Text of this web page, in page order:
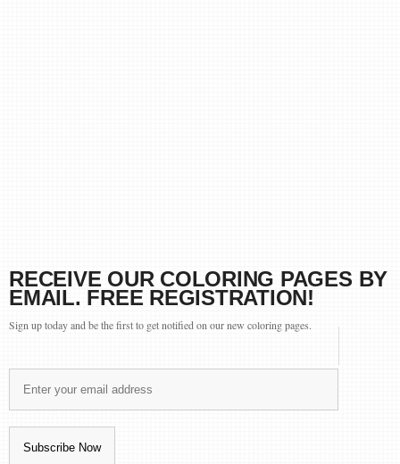
RECEIVE OUR COLORING PAGES BY
EMAIL. FREE REGISTRATION!
Sign up today and be the first to get notified on our new coloring pages.